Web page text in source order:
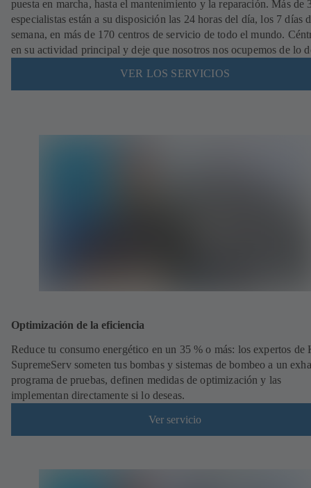
puesta en marcha, hasta el mantenimiento y la reparación. Más de
especialistas están a su disposición las 24 horas del día, los 7 días
semana, en más de 170 centros de servicio de todo el mundo.
en su actividad principal y deje que nosotros nos ocupemos de lo
VER LOS SERVICIOS
Optimización de la eficiencia
Reduce tu consumo energético en un 35 % o más: los expertos de
SupremeServ someten tus bombas y sistemas de bombeo a un
programa de pruebas, definen medidas de optimización y las
implementan directamente si lo deseas.
Ver servicio